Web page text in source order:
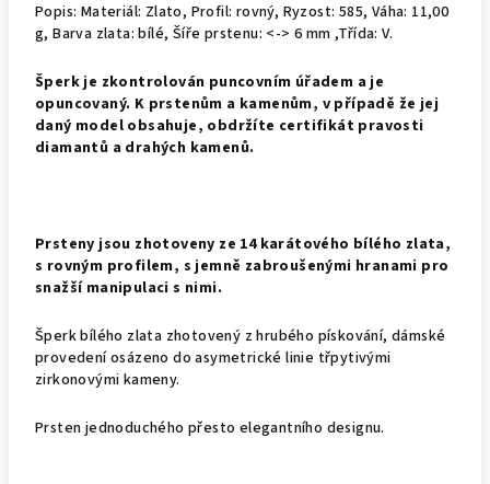
Popis: Materiál: Zlato, Profil: rovný, Ryzost: 585, Váha: 11,00
g, Barva zlata: bílé, Šíře prstenu: <-> 6 mm ,Třída: V.
Šperk je zkontrolován puncovním úřadem a je
opuncovaný. K prstenům a kamenům, v případě že jej
daný model obsahuje, obdržíte certifikát pravosti
diamantů a drahých kamenů.
Prsteny jsou zhotoveny ze 14 karátového bílého zlata,
s rovným profilem, s jemně zabroušenými hranami pro
snažší manipulaci s nimi.
Šperk bílého zlata zhotovený z hrubého pískování, dámské
provedení osázeno do asymetrické linie třpytivými
zirkonovými kameny.
Prsten jednoduchého přesto elegantního designu.